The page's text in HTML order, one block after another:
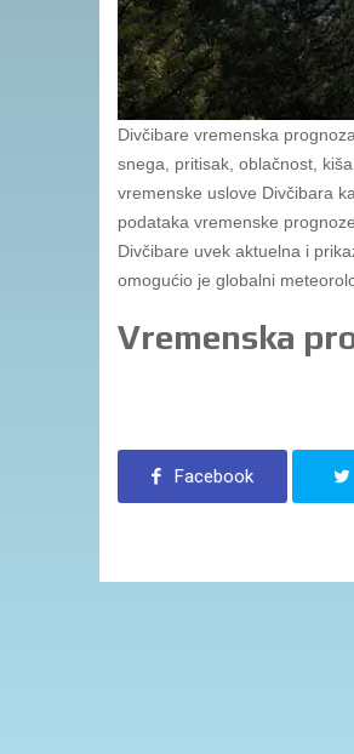
Divčibare vremenska
snega, pritisak, oblačnost,
vremenske uslove Divčibara
podataka vremenske
Divčibare uvek aktuelna i
omogućio je globalni
Vremenska
Facebook